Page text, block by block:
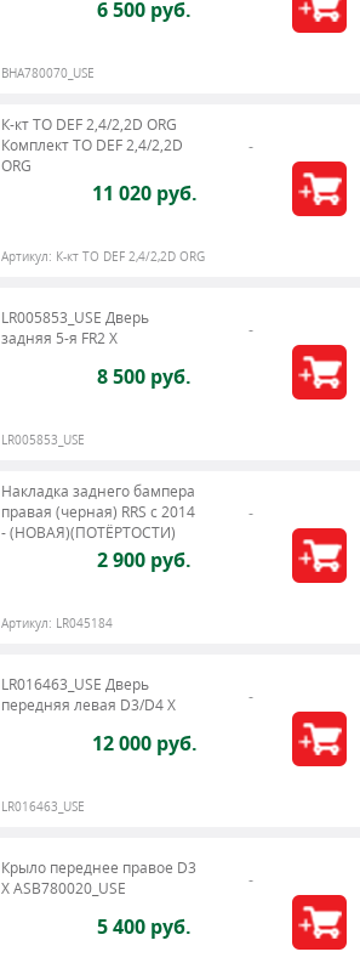
6 500 руб.
BHA780070_USE
К-кт ТО DEF 2,4/2,2D ORG
Комплект ТО DEF 2,4/2,2D
ORG
11 020 руб.
Артикул: К-кт ТО DEF 2,4/2,2D ORG
LR005853_USE Дверь
задняя 5-я FR2 X
8 500 руб.
LR005853_USE
Накладка заднего бампера
правая (черная) RRS c 2014
- (НОВАЯ)(ПОТЁРТОСТИ)
2 900 руб.
Артикул: LR045184
LR016463_USE Дверь
передняя левая D3/D4 Х
12 000 руб.
LR016463_USE
Крыло переднее правое D3
X ASB780020_USE
5 400 руб.